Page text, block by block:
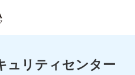
ュリティセンター